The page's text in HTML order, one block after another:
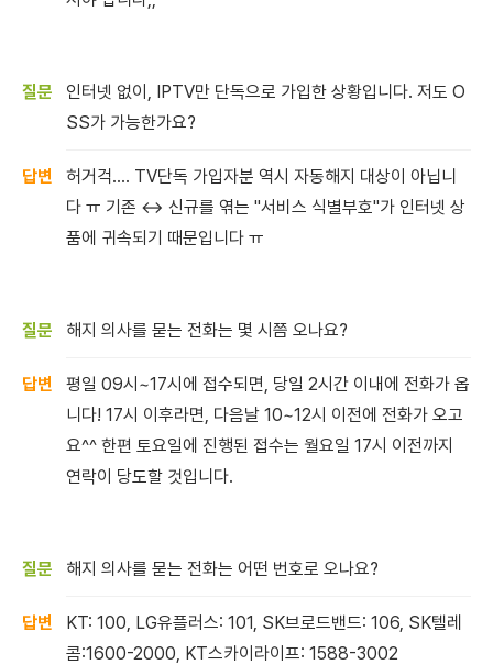
인터넷 없이, IPTV만 단독으로 가입한 상황입니다. 저도 O
SS가 가능한가요?
허거걱.... TV단독 가입자분 역시 자동해지 대상이 아닙니
다 ㅠ 기존 ↔ 신규를 엮는 "서비스 식별부호"가 인터넷 상
품에 귀속되기 때문입니다 ㅠ
해지 의사를 묻는 전화는 몇 시쯤 오나요?
평일 09시~17시에 접수되면, 당일 2시간 이내에 전화가 옵
니다! 17시 이후라면, 다음날 10~12시 이전에 전화가 오고
요^^ 한편 토요일에 진행된 접수는 월요일 17시 이전까지
연락이 당도할 것입니다.
해지 의사를 묻는 전화는 어떤 번호로 오나요?
KT: 100, LG유플러스: 101, SK브로드밴드: 106, SK텔레
콤:1600-2000, KT스카이라이프: 1588-3002